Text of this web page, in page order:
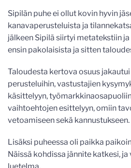
Sipilän puhe ei ollut kovin hyvin
kanavaperusteluista ja
jälkeen Sipilä siirtyi metatekstiin
ensin pakolaisista ja sitten
Taloudesta kertova osuus
perusteluihin, vastustajien
käsittelyyn,
vaihtoehtojen esittelyyn, omiin
vetoamiseen sekä kannustukseen.
Lisäksi puheessa oli paikka
Näissä kohdissa jännite katkesi,